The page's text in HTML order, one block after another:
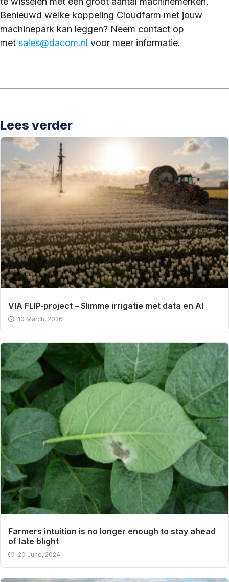
Benieuwd welke koppeling Cloudfarm met jouw
machinepark kan leggen? Neem contact op
met sales@dacom.nl voor meer informatie.
Lees verder
VIA FLIP‑project – Slimme irrigatie met data en AI
10 March, 2026
Farmers intuition is no longer enough to stay ahead
of late blight
20 June, 2024